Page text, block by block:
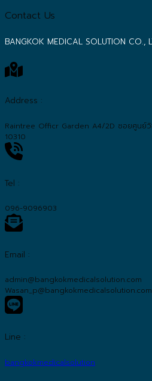
Contact Us
BANGKOK MEDICAL SOLUTION CO.,
Address :
Raintree Officr Garden A4/2D ซอยศูนย์วิ
10310
Tel :
096-9096903
Email :
admin@bangkokmedicalsolution.com
Wasan_p@bangkokmedicalsolution.com
Line :
bangkokmedicalsolution